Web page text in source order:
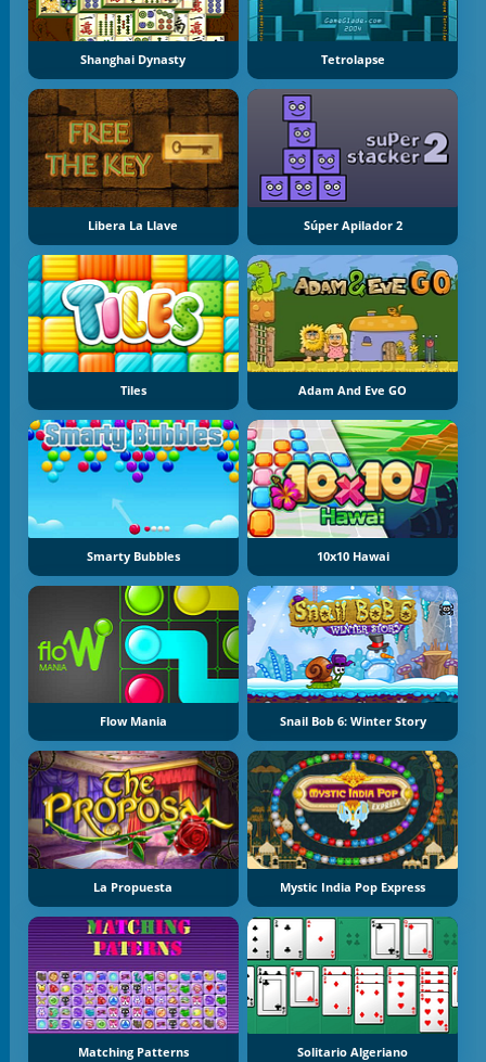
Shanghai Dynasty Tetrolapse
Libera La Llave Súper Apilador 2
Tiles Adam And Eve GO
Smarty Bubbles 10x10 Hawai
Flow Mania Snail Bob 6: Winter Story
La Propuesta Mystic India Pop Express
Matching Patterns Solitario Algeriano